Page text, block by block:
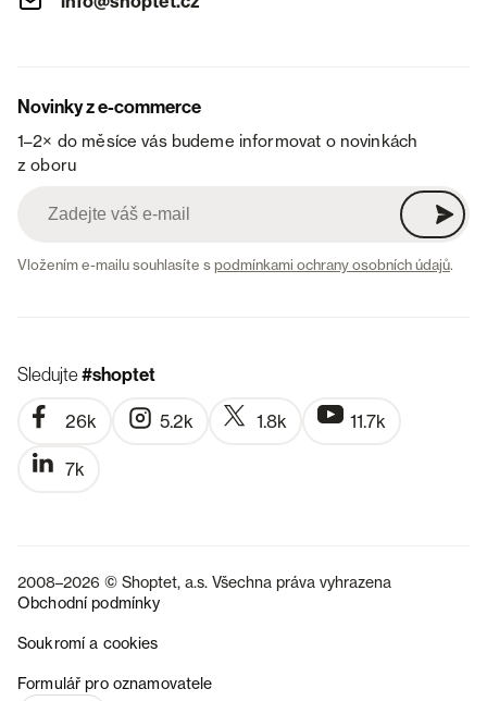
Novinky z e-commerce
1–2× do měsíce vás budeme informovat o novinkách
z oboru
Vložením e-mailu souhlasíte spodmínkami ochrany osobních údajů.
Sledujte#shoptet
26k 5.2k 1.8k 11.7k
7k
2008–2026 © Shoptet, a.s. Všechna práva vyhrazena
Obchodní podmínky
Soukromí a cookies
Formulář pro oznamovatele